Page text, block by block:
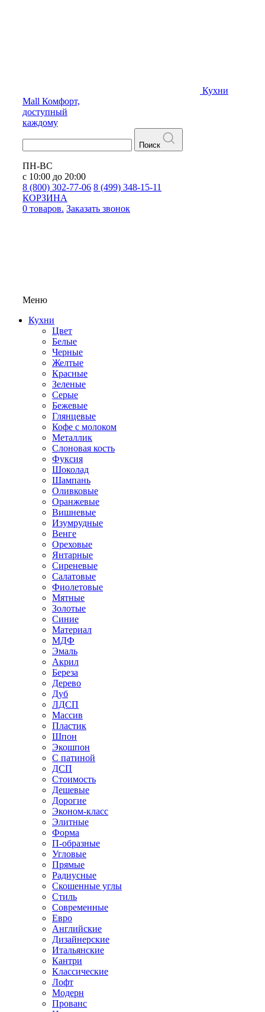
Кухни
Mall Комфорт,
доступный
каждому
Поиск
ПН-ВС
с 10:00 до 20:00
8 (800) 302-77-06 8 (499) 348-15-11
КОРЗИНА
0 товаров. Заказать звонок
Меню
Кухни
Цвет
Белые
Черные
Желтые
Красные
Зеленые
Серые
Бежевые
Глянцевые
Кофе с молоком
Металлик
Слоновая кость
Фуксия
Шоколад
Шампань
Оливковые
Оранжевые
Вишневые
Изумрудные
Венге
Ореховые
Янтарные
Сиреневые
Салатовые
Фиолетовые
Мятные
Золотые
Синие
Материал
МДФ
Эмаль
Акрил
Береза
Дерево
Дуб
ЛДСП
Массив
Пластик
Шпон
Экошпон
С патиной
ДСП
Стоимость
Дешевые
Дорогие
Эконом-класс
Элитные
Форма
П-образные
Угловые
Прямые
Радиусные
Скошенные углы
Стиль
Современные
Евро
Английские
Дизайнерские
Итальянские
Кантри
Классические
Лофт
Модерн
Прованс